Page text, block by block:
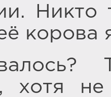
корова
хотя